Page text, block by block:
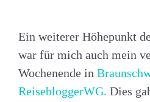
Ein weiterer Höhepunkt
war für mich auch mein
Wochenende in
ReisebloggerWG. Dies